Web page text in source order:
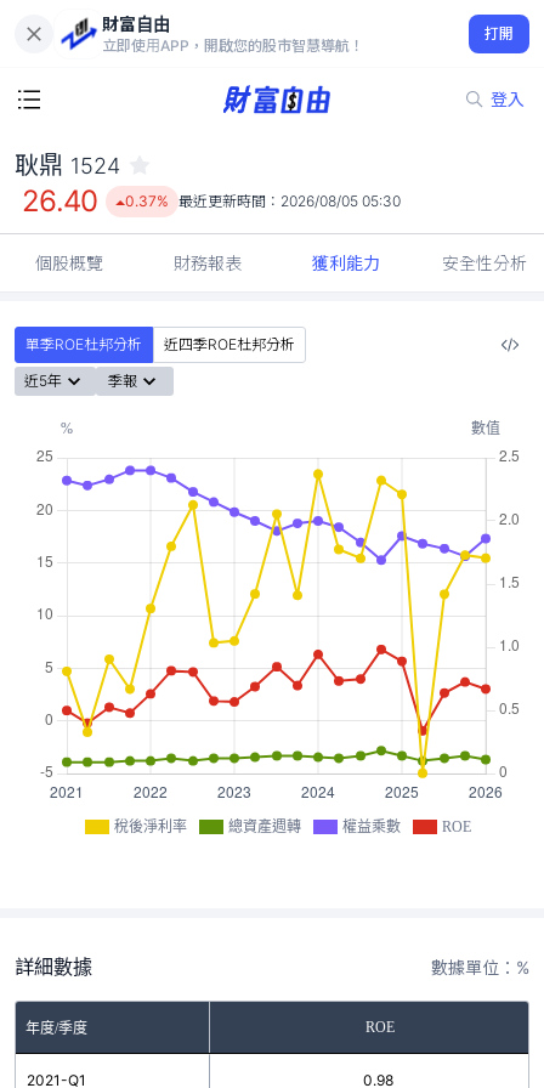
財富自由
立即使用APP，開啟您的股市智慧導航！
打開
登入
26.40
0.37%
耿鼎 1524
26.40 0.37% 最近更新時間： 2026/08/05 05:30
個股概覽 財務報表 獲利能力 安全性分析
單季ROE杜邦分析
近四季ROE杜邦分析
近5年
季報
稅後淨利率 總資產週轉 權益乘數 ROE
詳細數據 數據單位：%
年度/季度 ROE
2021-Q1 0.98